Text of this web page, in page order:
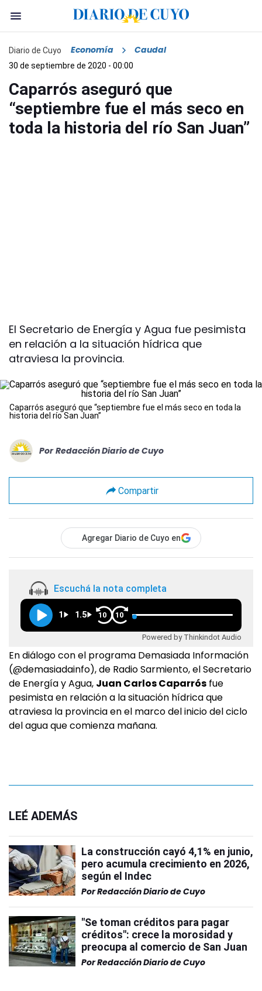
Diario de Cuyo Economía Caudal
30 de septiembre de 2020 - 00:00
Caparrós aseguró que
“septiembre fue el más seco en
toda la historia del río San Juan”
El Secretario de Energía y Agua fue pesimista
en relación a la situación hídrica que
atraviesa la provincia.
Caparrós aseguró que “septiembre fue el más seco en toda la
historia del río San Juan”
Por Redacción Diario de Cuyo
Compartir
Agregar Diario de Cuyo en
Escuchá la nota completa
1 1.5 10 10
Powered by Thinkindot Audio
En diálogo con el programa Demasiada Información
(@demasiadainfo), de Radio Sarmiento, el Secretario
de Energía y Agua, Juan Carlos Caparrós fue
pesimista en relación a la situación hídrica que
atraviesa la provincia en el marco del inicio del ciclo
del agua que comienza mañana.
LEÉ ADEMÁS
La construcción cayó 4,1% en junio,
pero acumula crecimiento en 2026,
según el Indec
PorRedacción Diario de Cuyo
"Se toman créditos para pagar
créditos": crece la morosidad y
preocupa al comercio de San Juan
PorRedacción Diario de Cuyo